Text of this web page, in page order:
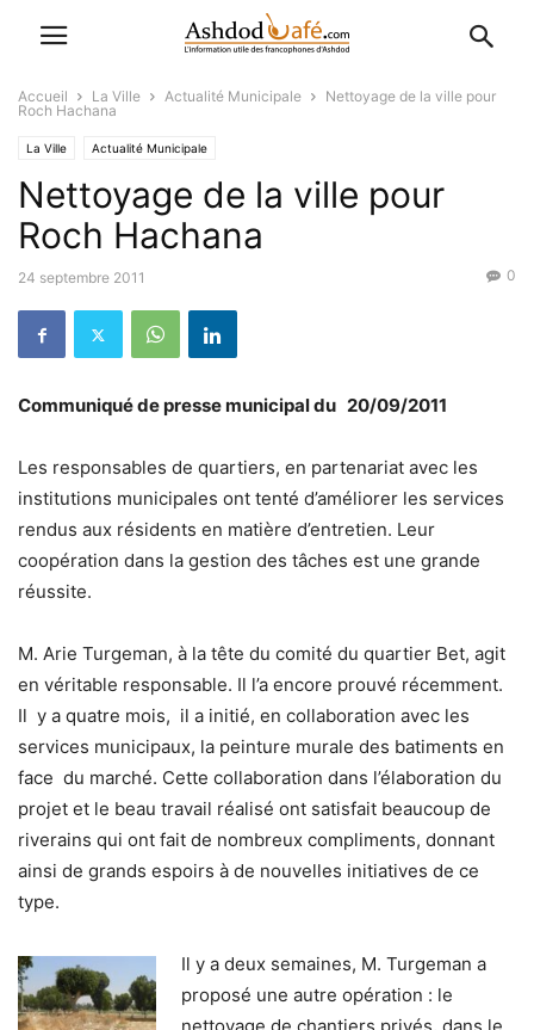
Accueil La Ville Actualité Municipale
Nettoyage de la ville pour
Roch Hachana
La Ville Actualité Municipale
Nettoyage de la ville pour
Roch Hachana
24 septembre 2011 0
Communiqué de presse municipal du 20/09/2011
Les responsables de quartiers, en partenariat avec les
institutions municipales ont tenté d’améliorer les services
rendus aux résidents en matière d’entretien. Leur
coopération dans la gestion des tâches est une grande
réussite.
M. Arie Turgeman, à la tête du comité du quartier Bet, agit
en véritable responsable. Il l’a encore prouvé récemment.
Il y a quatre mois, il a initié, en collaboration avec les
services municipaux, la peinture murale des batiments en
face du marché. Cette collaboration dans l’élaboration du
projet et le beau travail réalisé ont satisfait beaucoup de
riverains qui ont fait de nombreux compliments, donnant
ainsi de grands espoirs à de nouvelles initiatives de ce
type.
Il y a deux semaines, M. Turgeman a
proposé une autre opération : le